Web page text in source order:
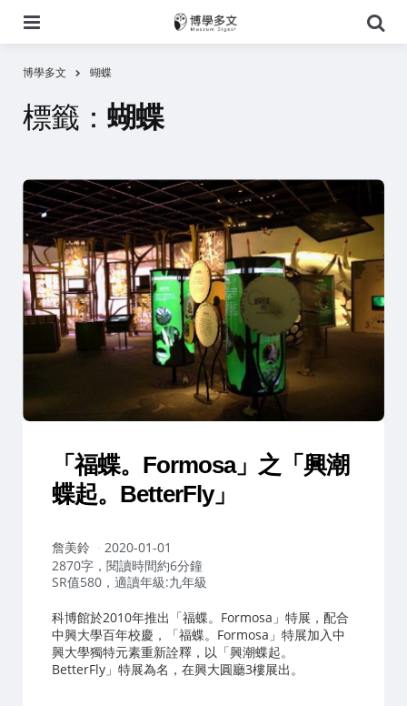
尋
博學多文 蝴蝶
標籤： 蝴蝶
「福蝶。Formosa」之「興潮
蝶起。BetterFly」
作
者：
詹美鈴
2020-01-01
2870字，閱讀時間約6分鐘
SR值580，適讀年級:九年級
科博館於2010年推出「福蝶。Formosa」特展，配合
中興大學百年校慶，「福蝶。Formosa」特展加入中
興大學獨特元素重新詮釋，以「興潮蝶起。
BetterFly」特展為名，在興大圓廳3樓展出。